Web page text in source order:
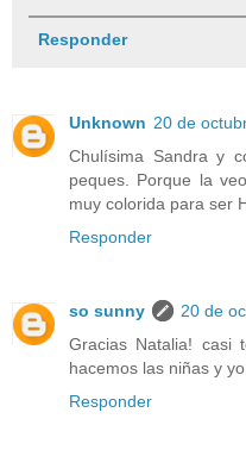
Responder
Unknown 20 de
Chulísima Sandra y
peques. Porque la
muy colorida para ser
Responder
so sunny
20 de
Gracias Natalia! casi
hacemos las niñas y
Responder